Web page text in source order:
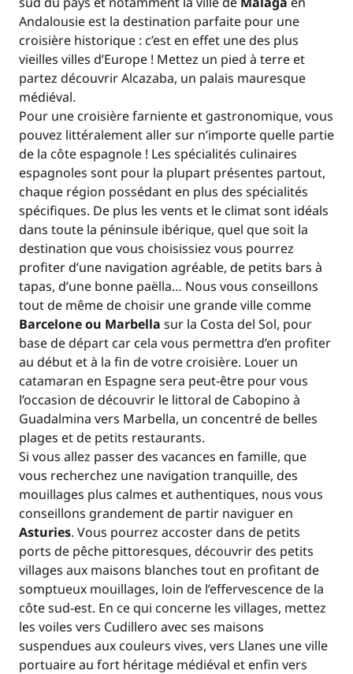
Andalousie est la destination parfaite pour une
croisière historique : c’est en effet une des plus
vieilles villes d’Europe ! Mettez un pied à terre et
partez découvrir Alcazaba, un palais mauresque
médiéval.
Pour une croisière farniente et gastronomique, vous
pouvez littéralement aller sur n’importe quelle partie
de la côte espagnole ! Les spécialités culinaires
espagnoles sont pour la plupart présentes partout,
chaque région possédant en plus des spécialités
spécifiques. De plus les vents et le climat sont idéals
dans toute la péninsule ibérique, quel que soit la
destination que vous choisissiez vous pourrez
profiter d’une navigation agréable, de petits bars à
tapas, d’une bonne paëlla… Nous vous conseillons
tout de même de choisir une grande ville comme
Barcelone ou Marbella sur la Costa del Sol, pour
base de départ car cela vous permettra d’en profiter
au début et à la fin de votre croisière. Louer un
catamaran en Espagne sera peut-être pour vous
l’occasion de découvrir le littoral de Cabopino à
Guadalmina vers Marbella, un concentré de belles
plages et de petits restaurants.
Si vous allez passer des vacances en famille, que
vous recherchez une navigation tranquille, des
mouillages plus calmes et authentiques, nous vous
conseillons grandement de partir naviguer en
Asturies. Vous pourrez accoster dans de petits
ports de pêche pittoresques, découvrir des petits
villages aux maisons blanches tout en profitant de
somptueux mouillages, loin de l’effervescence de la
côte sud-est. En ce qui concerne les villages, mettez
les voiles vers Cudillero avec ses maisons
suspendues aux couleurs vives, vers Llanes une ville
portuaire au fort héritage médiéval et enfin vers